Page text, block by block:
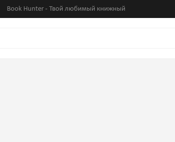
Book Hunter - Твой любимый книжный